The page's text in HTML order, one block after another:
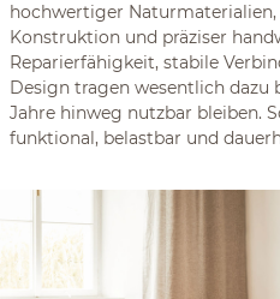
hochwertiger
Konstruktion und präziser
Reparierfähigkeit, stabile
Design tragen wesentlich dazu
Jahre hinweg nutzbar bleiben.
funktional, belastbar und